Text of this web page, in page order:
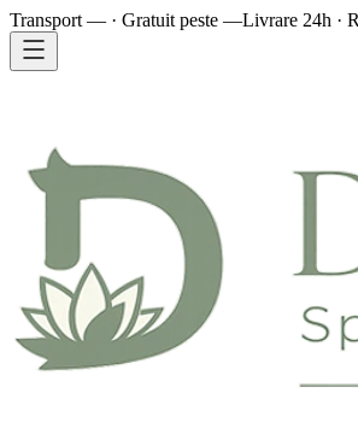
Transport — · Gratuit peste —Livrare 24h ·